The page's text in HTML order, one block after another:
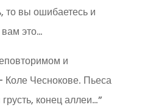
то вы ошибаетесь и
это…
и
Коле Чеснокове. Пьеса
конец аллеи…”